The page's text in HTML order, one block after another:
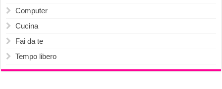
Computer
Cucina
Fai da te
Tempo libero